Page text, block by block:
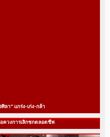
ลา” แกร่ง-เก่ง-กล้า
อควงการเลิกชกตลอดชีพ